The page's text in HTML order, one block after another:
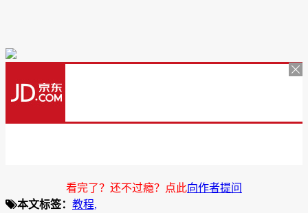
看完了？还不过瘾？点此向作者提问
本文标签： 教程,